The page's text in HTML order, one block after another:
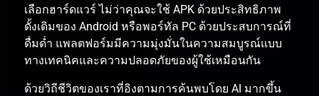
เลือกฮาร์ดแวร์ ไม่ว่าคุณจะใช้ APK ด้วยประสิทธิภาพ
ดั้งเดิมของ Android หรือพอร์ทัล PC ด้วยประสบการณ์ที่
ดื่มด่ำ แพลตฟอร์มมีความมุ่งมั่นในความสมบูรณ์แบบ
ทางเทคนิคและความปลอดภัยของผู้ใช้เหมือนกัน
ด้วยวิถีชีวิตของเราที่อิงตามการค้นพบโดย AI มากขึ้น